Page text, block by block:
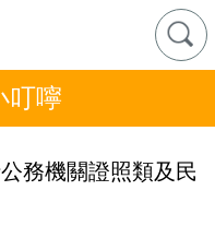
叮嚀
務機關證照類及民